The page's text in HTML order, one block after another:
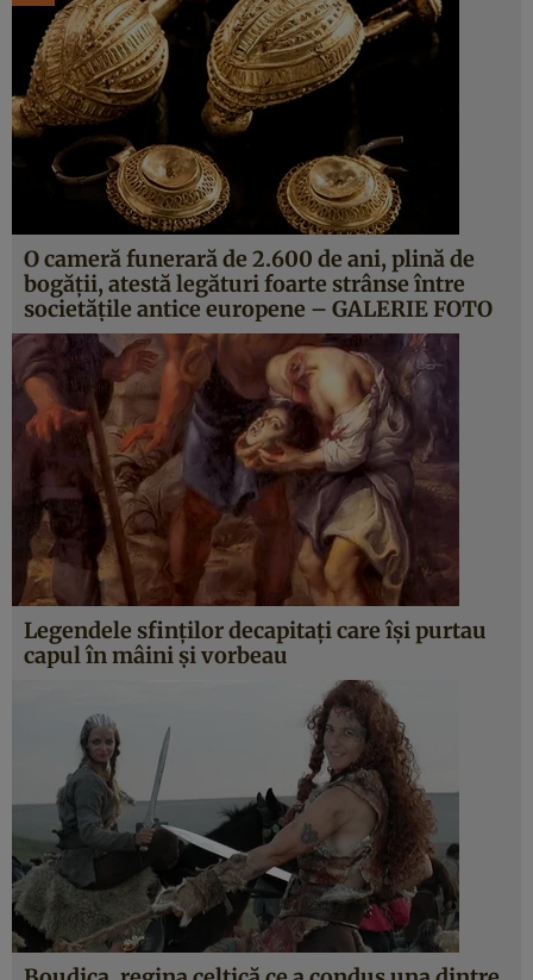
O cameră funerară de 2.600 de ani, plină de
bogăţii, atestă legături foarte strânse între
societăţile antice europene – GALERIE FOTO
Legendele sfinţilor decapitaţi care îşi purtau
capul în mâini şi vorbeau